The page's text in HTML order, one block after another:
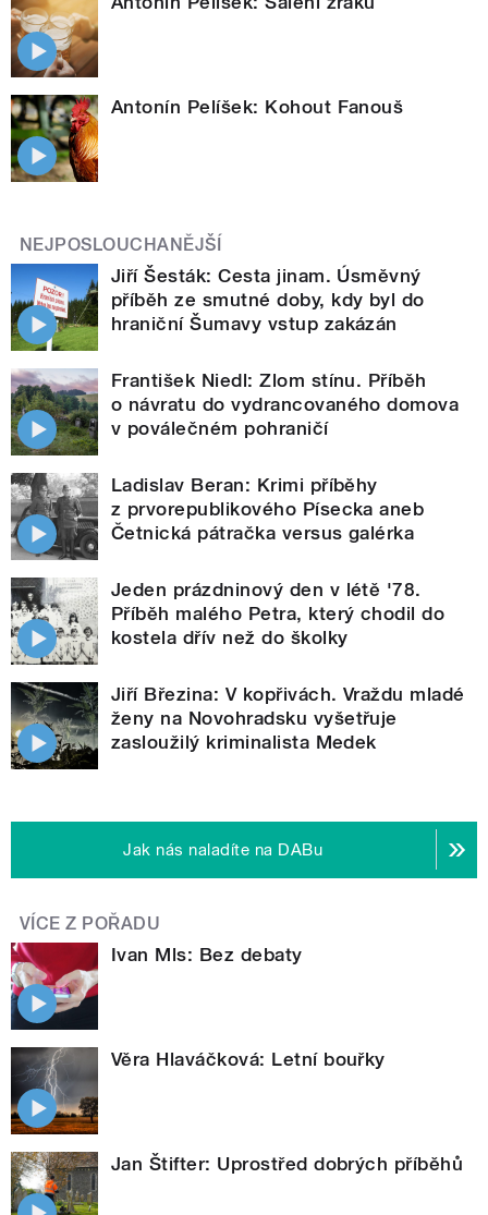
Antonín Pelíšek: Kohout Fanouš
NEJPOSLOUCHANĚJŠÍ
Jiří Šesták: Cesta jinam. Úsměvný
příběh ze smutné doby, kdy byl do
hraniční Šumavy vstup zakázán
František Niedl: Zlom stínu. Příběh
o návratu do vydrancovaného domova
v poválečném pohraničí
Ladislav Beran: Krimi příběhy
z prvorepublikového Písecka aneb
Četnická pátračka versus galérka
Jeden prázdninový den v létě '78.
Příběh malého Petra, který chodil do
kostela dřív než do školky
Jiří Březina: V kopřivách. Vraždu mladé
ženy na Novohradsku vyšetřuje
zasloužilý kriminalista Medek
Jak nás naladíte na DABu
VÍCE Z POŘADU
Ivan Mls: Bez debaty
Věra Hlaváčková: Letní bouřky
Jan Štifter: Uprostřed dobrých příběhů